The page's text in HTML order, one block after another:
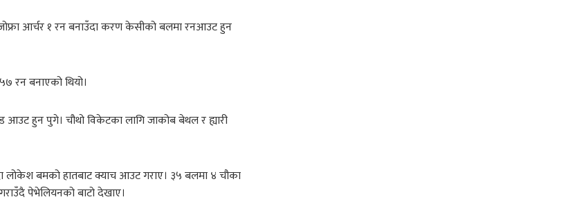
आर्चर १ रन बनाउँदा करण केसीको बलमा रनआउट हुन
रन बनाएको थियो।
आउट हुन पुगे। चौथो विकेटका लागि जाकोब बेथल र ह्यारी
लोकेश बमको हातबाट क्याच आउट गराए। ३५ बलमा ४ चौका
पेभेलियनको बाटो देखाए।